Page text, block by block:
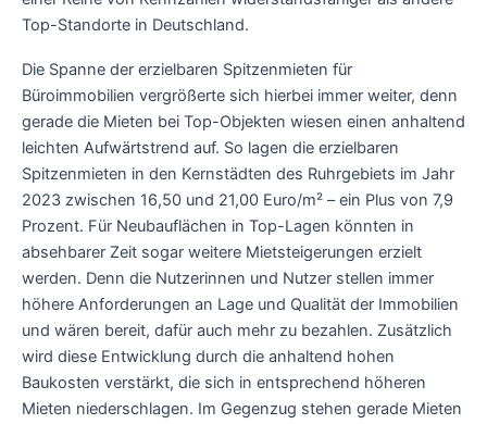
Top-Standorte in Deutschland.
Die Spanne der erzielbaren Spitzenmieten für
Büroimmobilien vergrößerte sich hierbei immer weiter, denn
gerade die Mieten bei Top-Objekten wiesen einen anhaltend
leichten Aufwärtstrend auf. So lagen die erzielbaren
Spitzenmieten in den Kernstädten des Ruhrgebiets im Jahr
2023 zwischen 16,50 und 21,00 Euro/m² – ein Plus von 7,9
Prozent. Für Neubauflächen in Top-Lagen könnten in
absehbarer Zeit sogar weitere Mietsteigerungen erzielt
werden. Denn die Nutzerinnen und Nutzer stellen immer
höhere Anforderungen an Lage und Qualität der Immobilien
und wären bereit, dafür auch mehr zu bezahlen. Zusätzlich
wird diese Entwicklung durch die anhaltend hohen
Baukosten verstärkt, die sich in entsprechend höheren
Mieten niederschlagen. Im Gegenzug stehen gerade Mieten